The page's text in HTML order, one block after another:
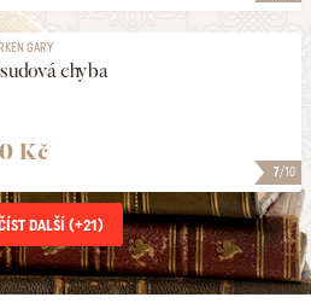
7/10
GARY
chyba
Kč
DALŠÍ (+21)